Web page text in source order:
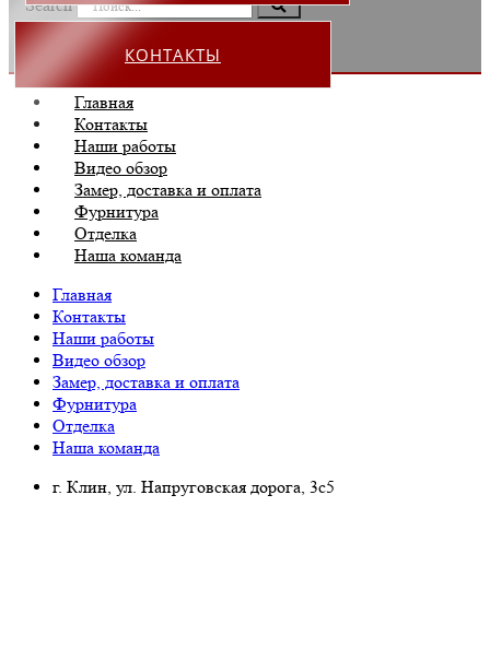
Search
КОНТАКТЫ
Главная
Контакты
Наши работы
Видео обзор
Замер, доставка и оплата
Фурнитура
Отделка
Наша команда
Главная
Контакты
Наши работы
Видео обзор
Замер, доставка и оплата
Фурнитура
Отделка
Наша команда
г. Клин, ул. Напруговская дорога, 3с5